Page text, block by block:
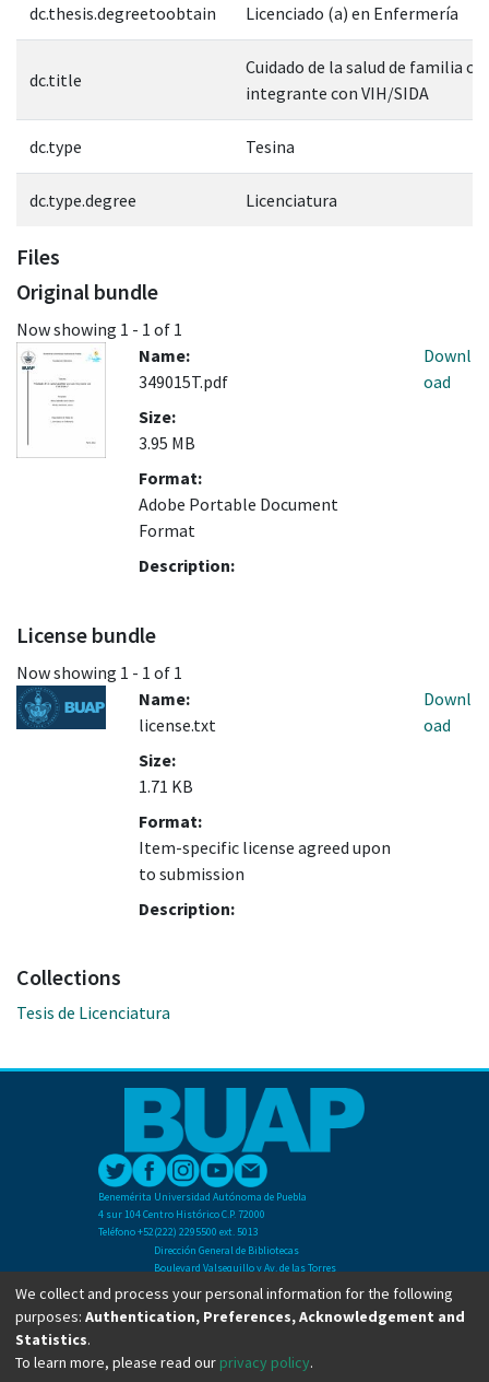
dc.thesis.degreetoobtain Licenciado (a) en Enfermería
dc.title
Cuidado de la salud de familia
integrante con VIH/SIDA
dc.type Tesina
dc.type.degree Licenciatura
Files
Original bundle
Now showing 1 - 1 of 1
Name:
349015T.pdf
Size:
3.95 MB
Format:
Adobe Portable Document
Format
Description:
Downl
oad
License bundle
Now showing 1 - 1 of 1
Name:
license.txt
Size:
1.71 KB
Format:
Item-specific license agreed upon
to submission
Description:
Downl
oad
Collections
Tesis de Licenciatura
Benemérita Universidad Autónoma de Puebla
4 sur 104 Centro Histórico C.P. 72000
Teléfono +52(222) 2295500 ext. 5013
Dirección General de Bibliotecas
Boulevard Valsequillo y Av. de las Torres
Ciudad Universitaria. Col. San Manuel
C.P. 72570
Teléfono +52 (222) 2295500 Ext 2901
We collect and process your personal information for the following
purposes: Authentication, Preferences, Acknowledgement and
Statistics.
To learn more, please read our privacy policy.